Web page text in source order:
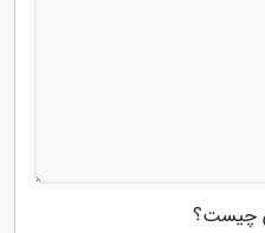
چیست؟